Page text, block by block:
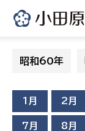
昭和60年
1月 2月
7月 8月